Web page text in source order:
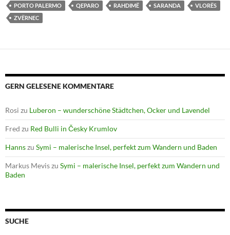
PORTO PALERMO
QEPARO RAHDIMË SARANDA
VLORËS
ZVËRNEC
GERN GELESENE KOMMENTARE
Rosi zu Luberon – wunderschöne Städtchen, Ocker und Lavendel
Fred zu Red Bulli in Česky Krumlov
Hannszu Symi – malerische Insel, perfekt zum Wandern und Baden
Markus Meviszu Symi – malerische Insel, perfekt zum Wandern und
Baden
SUCHE